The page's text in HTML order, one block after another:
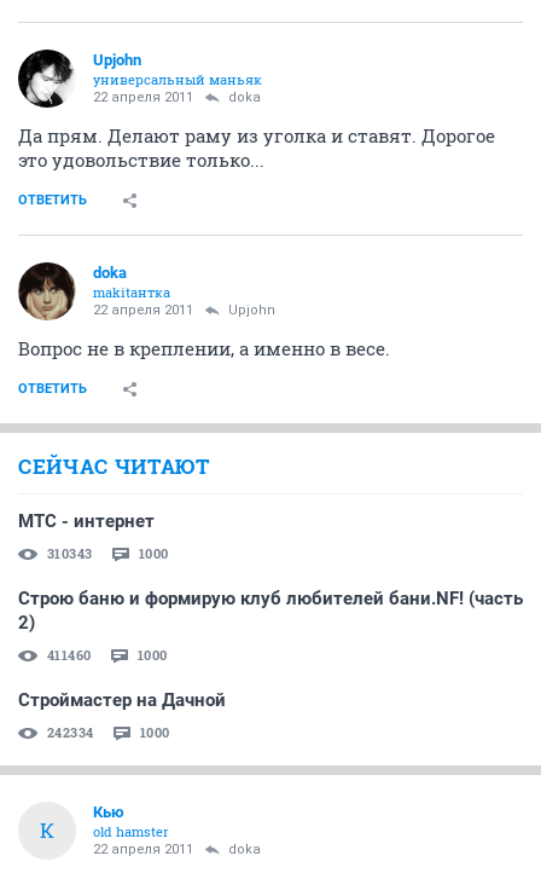
Upjohn
универсальный маньяк
22 апреля 2011 doka
Да прям. Делают раму из уголка и ставят. Дорогое
это удовольствие только...
ОТВЕТИТЬ
doka
makitaнтка
22 апреля 2011 Upjohn
Вопрос не в креплении, а именно в весе.
ОТВЕТИТЬ
СЕЙЧАС ЧИТАЮТ
МТС - интернет
310343 1000
Строю баню и формирую клуб любителей бани.NF! (часть
2)
411460 1000
Строймастер на Дачной
242334 1000
К
Кью
old hamster
22 апреля 2011 doka